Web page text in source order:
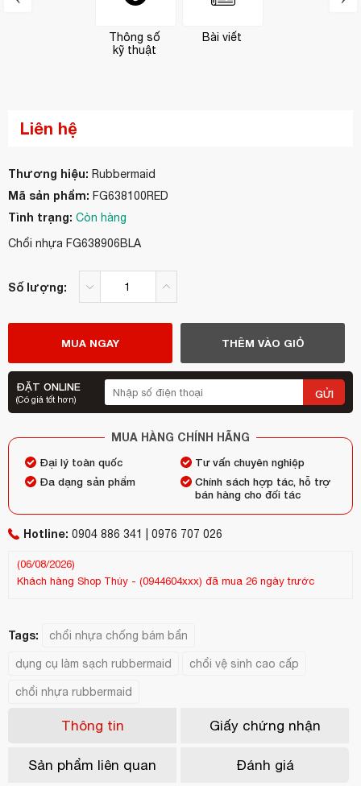
Thông số
kỹ thuật
Bài viết
Liên hệ
Thương hiệu: Rubbermaid
Mã sản phẩm: FG638100RED
Tình trạng: Còn hàng
Chổi nhựa FG638906BLA
Số lượng:
MUA NGAY THÊM VÀO GIỎ
ĐẶT ONLINE
(Có giá tốt hơn) GỬI
MUA HÀNG CHÍNH HÃNG
Đại lý toàn quốc
Tư vấn chuyên nghiệp
Đa dạng sản phẩm
Chính sách hợp tác, hỗ trợ
bán hàng cho đối tác
Hotline: 0904 886 341 | 0976 707 026
Khách hàng
(13/07/2026)
Tags: chổi nhựa chống bám bẩn
dụng cụ làm sạch rubbermaid chổi vệ sinh cao cấp
chổi nhựa rubbermaid
Thông tin Giấy chứng nhận
Sản phẩm liên quan Đánh giá